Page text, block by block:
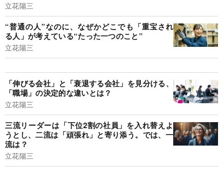
立花陽三
“普通の人”なのに、なぜかどこでも「重宝され
る人」が考えている“たった一つのこと”
立花陽三
「伸びる会社」と「衰退する会社」を見分ける、
「職場」の決定的な違いとは？
立花陽三
三流リーダーは「下位2割の社員」を入れ替えよ
うとし、二流は「頑張れ」と寄り添う。では、一
流は？
立花陽三